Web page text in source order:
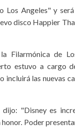
Los Angeles" y
disco Happier
Filarmónica de
estuvo a cargo
las nuevas
"Disney es
Poder